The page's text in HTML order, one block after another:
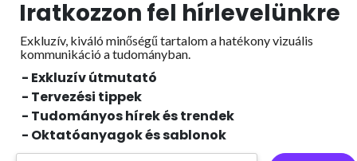
Iratkozzon fel hírlevelünkre
Exkluzív, kiváló minőségű tartalom a hatékony vizuális
kommunikáció a tudományban.
- Exkluzív útmutató
- Tervezési tippek
- Tudományos hírek és trendek
- Oktatóanyagok és sablonok